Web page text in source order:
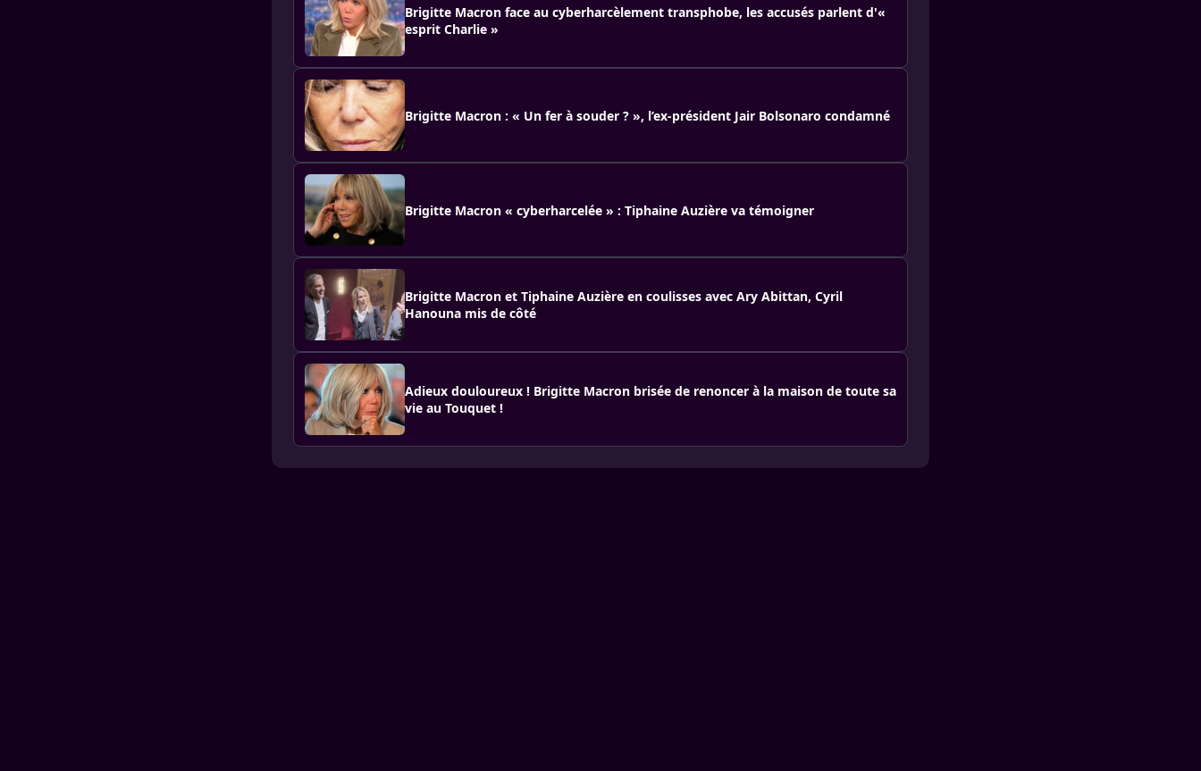
Brigitte Macron face au cyberharcèlement transphobe, les accusés parlent d'«
esprit Charlie »
Brigitte Macron : « Un fer à souder ? », l’ex-président Jair Bolsonaro condamné
Brigitte Macron « cyberharcelée » : Tiphaine Auzière va témoigner
Brigitte Macron et Tiphaine Auzière en coulisses avec Ary Abittan, Cyril
Hanouna mis de côté
Adieux douloureux ! Brigitte Macron brisée de renoncer à la maison de toute sa
vie au Touquet !